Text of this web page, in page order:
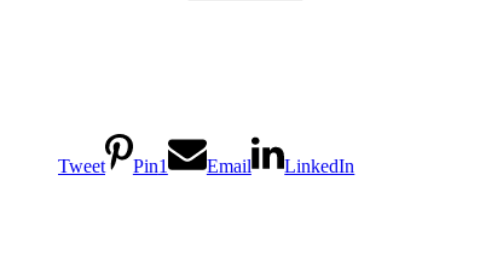
Tweet Pin1 Email LinkedIn